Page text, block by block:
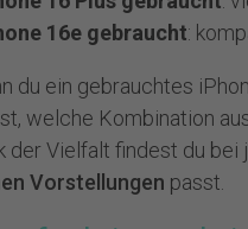
16e gebraucht:
du ein gebrauchtes
welche Kombination
der Vielfalt findest du bei
Vorstellungen passt.